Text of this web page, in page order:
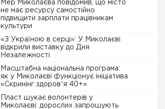
Мер Миколаєва повідомив, що місто
не має ресурсу самостійно
підвищити зарплати працівникам
культури
«З Україною в серці»: У Миколаєві
відкрили виставку до Дня
Незалежності
Масштабна національна програма:
як у Миколаєві функціонує ініціатива
«Скринінг здоровʼя 40+»
Пласт шукає волонтерів у
Миколаєві: дорослих запрошують